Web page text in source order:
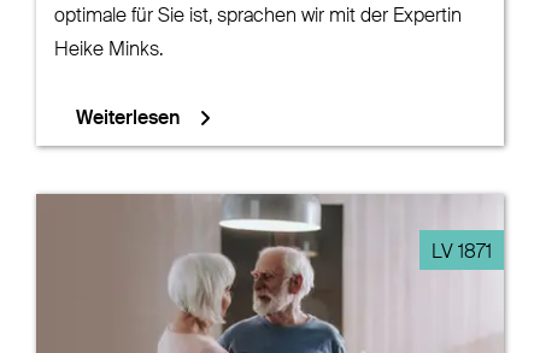
optimale für Sie ist, sprachen wir mit der Expertin
Heike Minks.
Weiterlesen
LV 1871